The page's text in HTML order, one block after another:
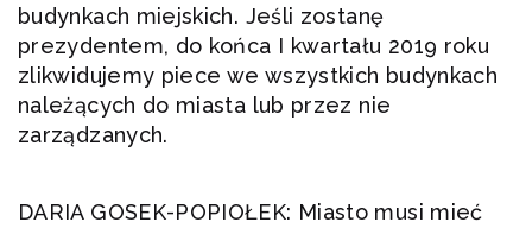
budynkach miejskich. Jeśli zostanę
prezydentem, do końca I kwartału 2019 roku
zlikwidujemy piece we wszystkich budynkach
należących do miasta lub przez nie
zarządzanych.
DARIA GOSEK-POPIOŁEK: Miasto musi mieć